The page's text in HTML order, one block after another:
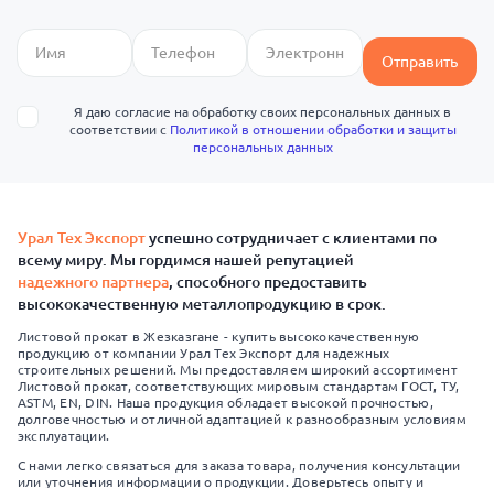
Отправить
Я даю согласие на обработку своих персональных данных в
соответствии с Политикой в отношении обработки и защиты
персональных данных
Урал Тех Экспортуспешно сотрудничает с клиентами по
всему миру. Мы гордимся нашей репутацией
надежного партнера, способного предоставить
высококачественную металлопродукцию в срок.
Листовой прокат в Жезказгане - купить высококачественную
продукцию от компании Урал Тех Экспорт для надежных
строительных решений. Мы предоставляем широкий ассортимент
Листовой прокат, соответствующих мировым стандартам ГОСТ, ТУ,
ASTM, EN, DIN. Наша продукция обладает высокой прочностью,
долговечностью и отличной адаптацией к разнообразным условиям
эксплуатации.
С нами легко связаться для заказа товара, получения консультации
или уточнения информации о продукции. Доверьтесь опыту и